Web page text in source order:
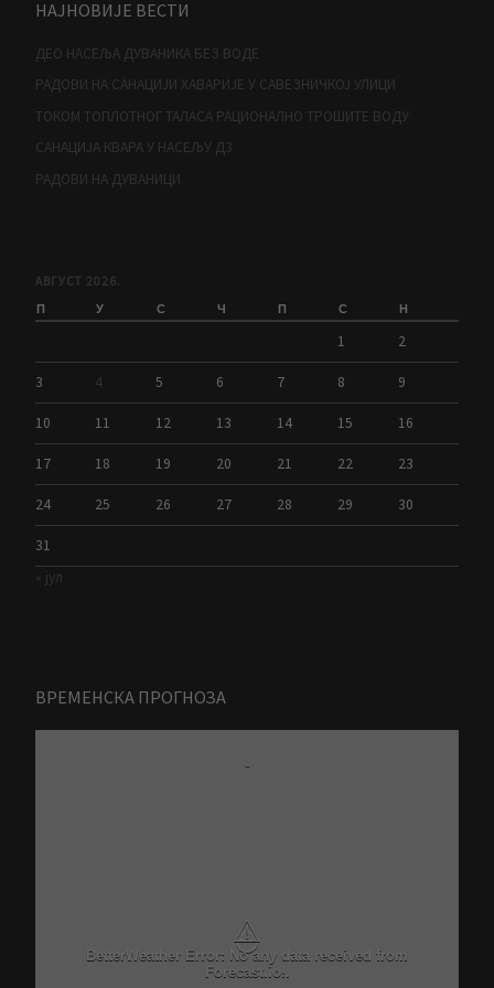
НАЈНОВИЈЕ ВЕСТИ
ДЕО НАСЕЉА ДУВАНИКА БЕЗ ВОДЕ
РАДОВИ НА САНАЦИЈИ ХАВАРИЈЕ У САВЕЗНИЧКОЈ УЛИЦИ
ТОКОМ ТОПЛОТНОГ ТАЛАСА РАЦИОНАЛНО ТРОШИТЕ ВОДУ
САНАЦИЈА КВАРА У НАСЕЉУ Д3
РАДОВИ НА ДУВАНИЦИ
АВГУСТ 2026.
П У С Ч П С Н
1 2
3 4 5 6 7 8 9
10 11 12 13 14 15 16
17 18 19 20 21 22 23
24 25 26 27 28 29 30
31
« јул
ВРЕМЕНСКА ПРОГНОЗА
-
⚠
BetterWeather Error: No any data received from
Forecast.io!.